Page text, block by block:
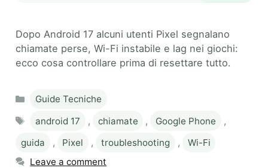
Dopo Android 17 alcuni utenti Pixel segnalano
chiamate perse, Wi-Fi instabile e lag nei giochi:
ecco cosa controllare prima di resettare tutto.
Categories
Guide Tecniche
Tags
android 17 , chiamate , Google Phone
,
guida
, Pixel , troubleshooting ,
Wi-Fi
Leave a comment